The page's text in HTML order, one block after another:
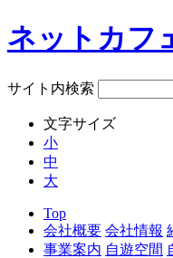
ネットカフ
サイト内検索
文字サイズ
小
中
大
Top
会社概要 会社情報
事業案内 自遊空間